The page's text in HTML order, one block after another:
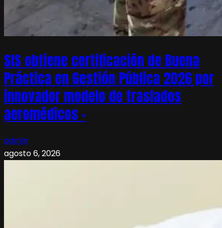
SIS obtiene certificación de Buena
Práctica en Gestión Pública 2026 por
innovador modelo de traslados
aeromédicos –
admin
agosto 6, 2026